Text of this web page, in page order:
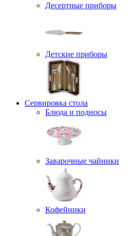
Десертные приборы
Детские приборы
Сервировка стола
Блюда и подносы
Заварочные чайники
Кофейники